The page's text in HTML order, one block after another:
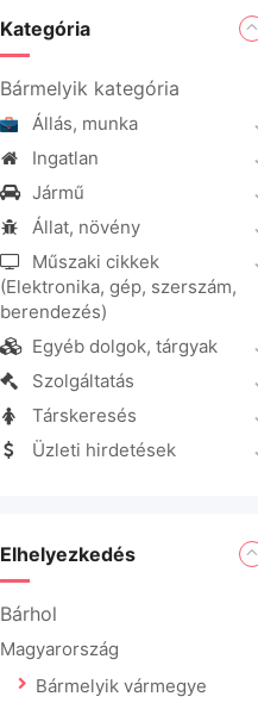
Kategória
Bármelyik kategória
Állás, munka
Ingatlan
Jármű
Állat, növény
Műszaki cikkek
(Elektronika, gép, szerszám,
berendezés)
Egyéb dolgok, tárgyak
Szolgáltatás
Társkeresés
Üzleti hirdetések
Elhelyezkedés
Bárhol
Magyarország
Bármelyik vármegye